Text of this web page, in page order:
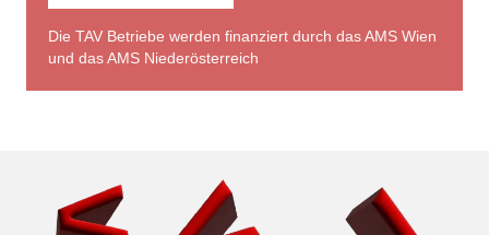
Die TAV Betriebe werden finanziert durch das AMS Wien
und das AMS Niederösterreich